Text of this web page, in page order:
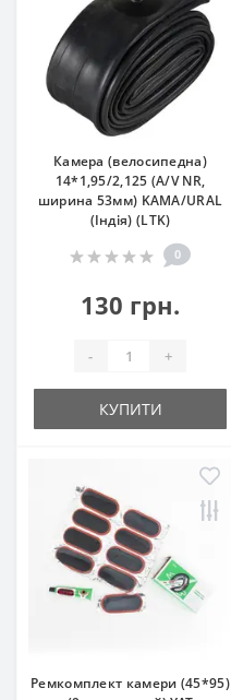
Камера (велосипедна)
14*1,95/2,125 (A/V NR,
ширина 53мм) KAMA/URAL
(Індія) (LTK)
0
130 грн.
- +
КУПИТИ
Ремкомплект камери (45*95)